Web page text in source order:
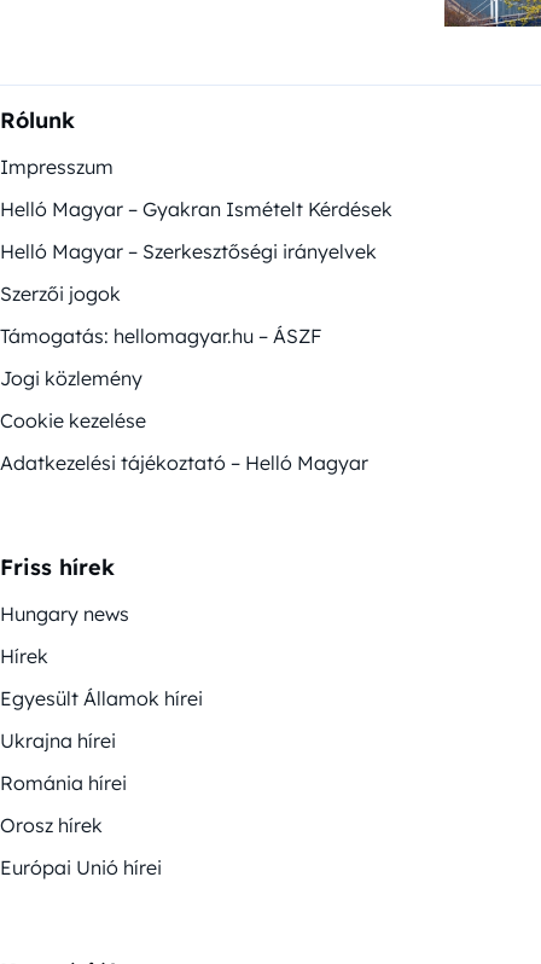
Rólunk
Impresszum
Helló Magyar – Gyakran Ismételt Kérdések
Helló Magyar – Szerkesztőségi irányelvek
Szerzői jogok
Támogatás: hellomagyar.hu – ÁSZF
Jogi közlemény
Cookie kezelése
Adatkezelési tájékoztató – Helló Magyar
Friss hírek
Hungary news
Hírek
Egyesült Államok hírei
Ukrajna hírei
Románia hírei
Orosz hírek
Európai Unió hírei